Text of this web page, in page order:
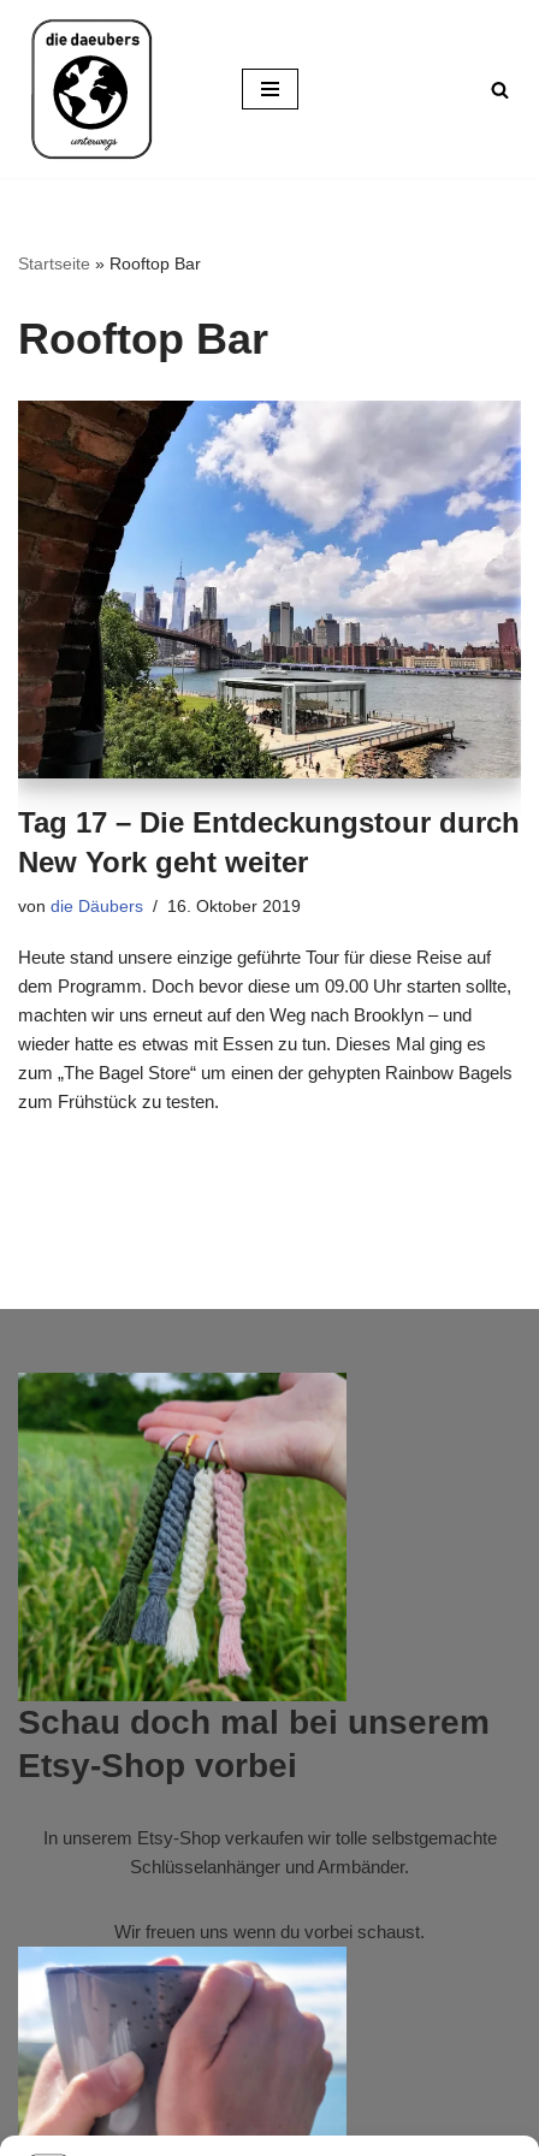
Inhalt
springen
Startseite » Rooftop Bar
Rooftop Bar
Tag 17 – Die Entdeckungstour durch
New York geht weiter
von die Däubers 16. Oktober 2019
Heute stand unsere einzige geführte Tour für diese Reise auf
dem Programm. Doch bevor diese um 09.00 Uhr starten sollte,
machten wir uns erneut auf den Weg nach Brooklyn – und
wieder hatte es etwas mit Essen zu tun. Dieses Mal ging es
zum „The Bagel Store“ um einen der gehypten Rainbow Bagels
zum Frühstück zu testen.
Schau doch mal bei unserem
Etsy-Shop vorbei
In unserem Etsy-Shopverkaufen wir tolle selbstgemachte
Schlüsselanhänger und Armbänder.
Wir freuen uns wenn du vorbei schaust.